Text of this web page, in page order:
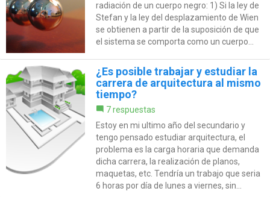
radiación de un cuerpo negro: 1) Si la ley de
Stefan y la ley del desplazamiento de Wien
se obtienen a partir de la suposición de que
el sistema se comporta como un cuerpo...
¿Es posible trabajar y estudiar la
carrera de arquitectura al mismo
tiempo?
7 respuestas
Estoy en mi ultimo año del secundario y
tengo pensado estudiar arquitectura, el
problema es la carga horaria que demanda
dicha carrera, la realización de planos,
maquetas, etc. Tendría un trabajo que seria
6 horas por día de lunes a viernes, sin...